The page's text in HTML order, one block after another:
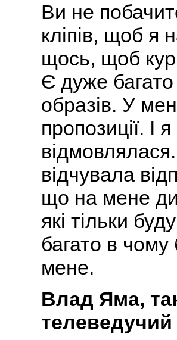
Ви не
кліпів, щоб я
щось, щоб
Є дуже
образів. У
пропозиції. І
відчувала
що на мене
які тільки
багато в
мене.
Влад Яма,
телеведучий